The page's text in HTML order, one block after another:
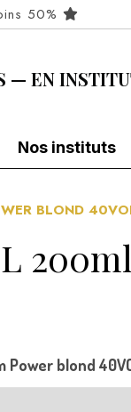
50%
— EN
Nos instituts
BLOND
Power blond